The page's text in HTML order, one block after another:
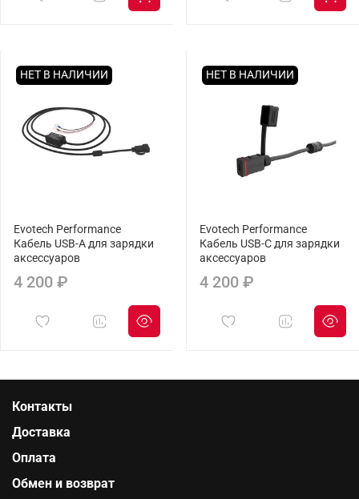
НЕТ В НАЛИЧИИ
Evotech Performance
Кабель USB-A для зарядки
аксессуаров
4 200 ₽
НЕТ В НАЛИЧИИ
Evotech Performance
Кабель USB-C для зарядки
аксессуаров
4 200 ₽
Контакты
Доставка
Оплата
Обмен и возврат